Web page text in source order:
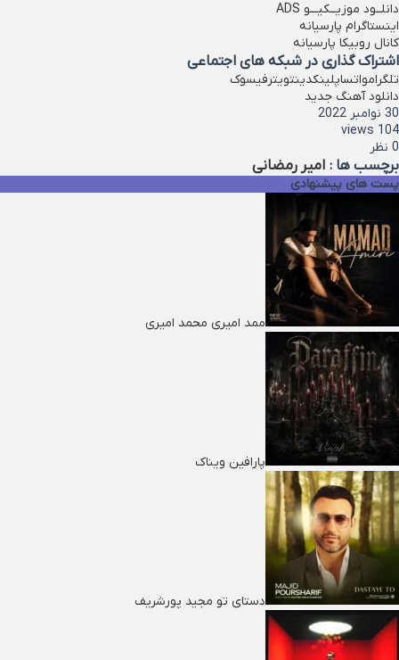
دانلــود موزیــکیـــو ADS
اینستاگرام پارسیانه
کانال روبیکا پارسیانه
اشتراک گذاری در شبکه های اجتماعی
تلگرامواتساپلینکدینتویترفیسوک
دانلود آهنگ جدید
30 نوامبر 2022
104 views
0 نظر
برچسب ها : امیر رمضانی
پست های پیشنهادی
ممد امیری محمد امیری
پارافین ویناک
دستای تو مجید پورشریف